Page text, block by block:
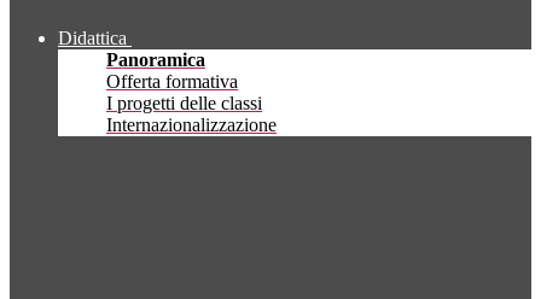
Didattica
Panoramica
Offerta formativa
I progetti delle classi
Internazionalizzazione